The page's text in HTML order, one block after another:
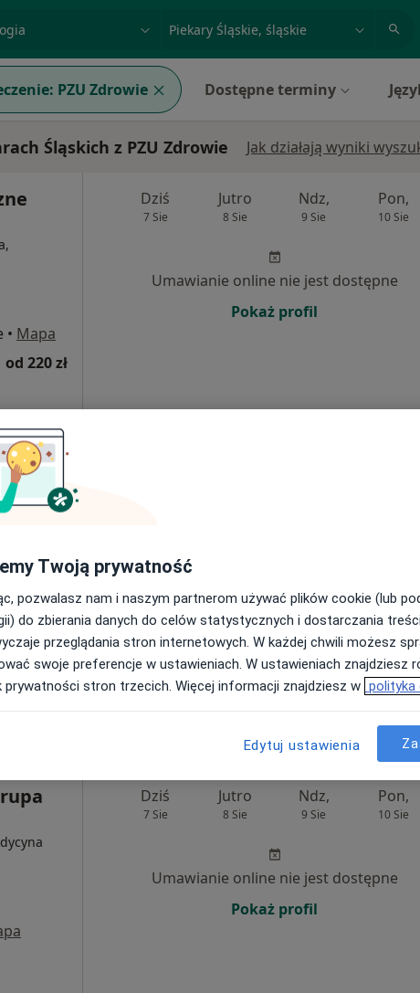
miasto lub dzielnica
PZU Zdrowie Dostępne terminy
Śląskich z PZU Zdrowie Jak działają wyniki
• Mapa
od 220 zł
Dziś
7 Sie
Jutro
8 Sie
Ndz,
9 Sie
Pon,
10 Sie
Umawianie online nie jest dostępne
Pokaż profil
• Mapa
7 Sie
Umawianie online nie jest dostępne
Pokaż profil
Dziś
7 Sie
Jutro
8 Sie
Ndz,
9 Sie
Pon,
10 Sie
Umawianie online nie jest dostępne
Pokaż profil
Twoją prywatność
pozwalasz nam i naszym partnerom używać plików cookie (lub
do zbierania danych do celów statystycznych i dostarczania
przeglądania stron internetowych. W każdej chwili możesz
swoje preferencje w ustawieniach. W ustawieniach znajdziesz
prywatności stron trzecich. Więcej informacji znajdziesz w polityka
Edytuj ustawienia